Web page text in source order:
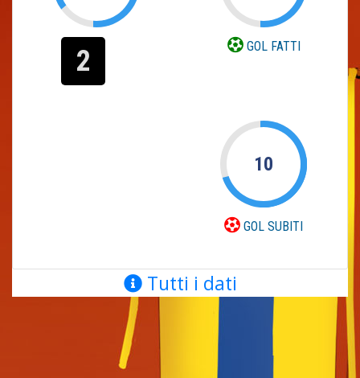
2 GOL FATTI
10
GOL SUBITI
Tutti i dati